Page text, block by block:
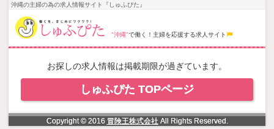
NowLoading
沖縄の主婦の為の求人情報サイト『しゅふぴた』
"沖縄"で働く！主婦を応援する求人サイト
お探しの求人情報は掲載期限が過ぎています。
しゅふぴた TOPページ
Copyright © 2016 冒険王株式会社All Rights Reserved.